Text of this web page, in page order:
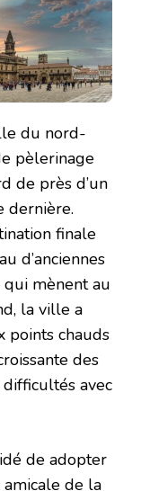
du nord-
pèlerinage
de près d’un
dernière.
finale
d’anciennes
mènent au
la ville a
points chauds
des
avec
de adopter
de la